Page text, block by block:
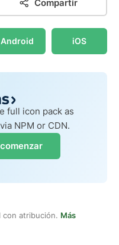
Compartir
Android iOS
full icon pack as
NPM or CDN.
con atribución. Más